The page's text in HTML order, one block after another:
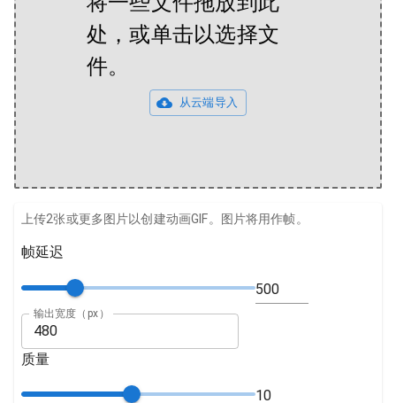
处，或单击以选择文
件。
从云端导入
上传2张或更多图片以创建动画GIF。图片将用作帧。
帧延迟
输出宽度（px）
质量